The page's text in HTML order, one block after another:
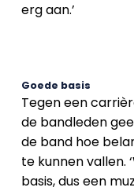
erg aan.’
Goede basis
Tegen een
de bandleden
de band hoe
te kunnen vallen.
basis, dus een